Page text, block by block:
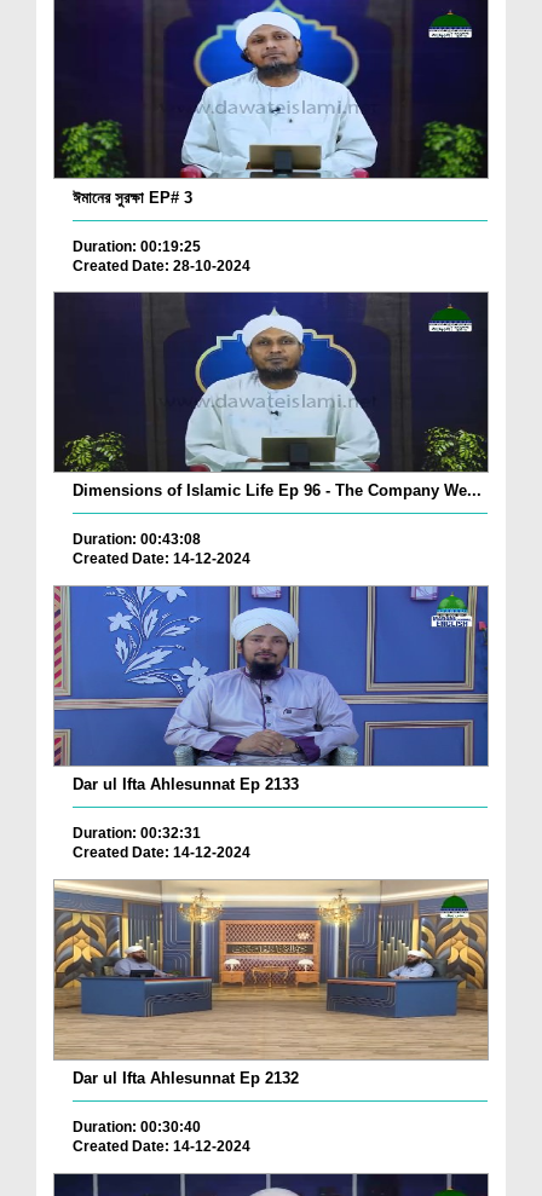
ঈমানের সুরক্ষা EP# 3
Duration: 00:19:25
Created Date: 28-10-2024
Dimensions of Islamic Life Ep 96 - The Company We...
Duration: 00:43:08
Created Date: 14-12-2024
Dar ul Ifta Ahlesunnat Ep 2133
Duration: 00:32:31
Created Date: 14-12-2024
Dar ul Ifta Ahlesunnat Ep 2132
Duration: 00:30:40
Created Date: 14-12-2024